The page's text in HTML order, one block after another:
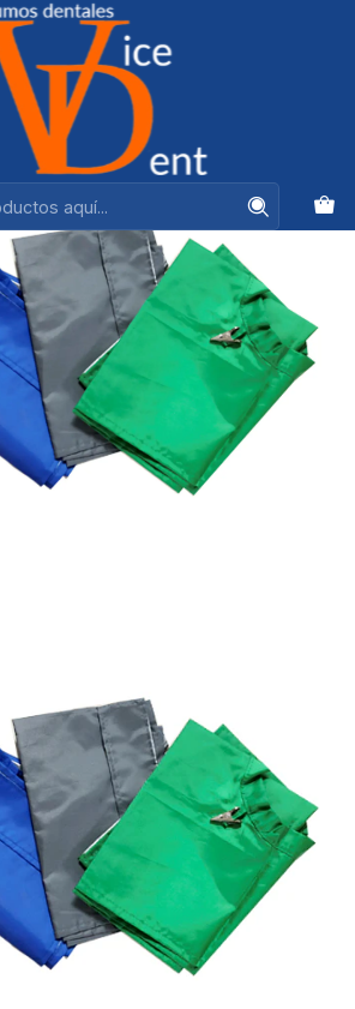
Ventas +56944575313
PECHERA DE TELA PARA PACIENTE